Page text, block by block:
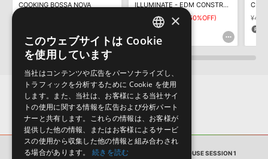
しかねます。
COOKING BOSSA NOVA
ILLUMINATE - EDM CONSTRUCTION KITS
¥22,550 ¥11,275(50%OFF)
563pt
サンプルパック PROGRESSIVE ELECTRO HOUSE SESSION 1
ENGLISH
×
このウェブサイトは Cookie
を使用しています
当社はコンテンツや広告をパーソナライズし、
トラフィックを分析するために Cookie を使用
します。また、当社は、お客様による当社サイ
トの使用に関する情報を広告および分析パート
ナーと共有します。これらの情報は、お客様が
提供した他の情報、またはお客様によるサービ
スの使用から収集した他の情報と組み合わされ
る場合があります。
続きを読む